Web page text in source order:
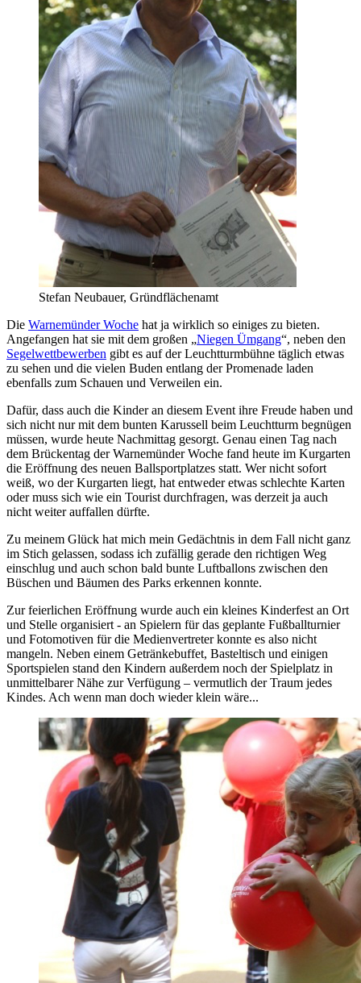
Stefan Neubauer, Gründflächenamt
Die Warnemünder Woche hat ja wirklich so einiges zu bieten.
Angefangen hat sie mit dem großen „Niegen Ümgang“, neben den
Segelwettbewerben gibt es auf der Leuchtturmbühne täglich etwas
zu sehen und die vielen Buden entlang der Promenade laden
ebenfalls zum Schauen und Verweilen ein.
Dafür, dass auch die Kinder an diesem Event ihre Freude haben und
sich nicht nur mit dem bunten Karussell beim Leuchtturm begnügen
müssen, wurde heute Nachmittag gesorgt. Genau einen Tag nach
dem Brückentag der Warnemünder Woche fand heute im Kurgarten
die Eröffnung des neuen Ballsportplatzes statt. Wer nicht sofort
weiß, wo der Kurgarten liegt, hat entweder etwas schlechte Karten
oder muss sich wie ein Tourist durchfragen, was derzeit ja auch
nicht weiter auffallen dürfte.
Zu meinem Glück hat mich mein Gedächtnis in dem Fall nicht ganz
im Stich gelassen, sodass ich zufällig gerade den richtigen Weg
einschlug und auch schon bald bunte Luftballons zwischen den
Büschen und Bäumen des Parks erkennen konnte.
Zur feierlichen Eröffnung wurde auch ein kleines Kinderfest an Ort
und Stelle organisiert - an Spielern für das geplante Fußballturnier
und Fotomotiven für die Medienvertreter konnte es also nicht
mangeln. Neben einem Getränkebuffet, Basteltisch und einigen
Sportspielen stand den Kindern außerdem noch der Spielplatz in
unmittelbarer Nähe zur Verfügung – vermutlich der Traum jedes
Kindes. Ach wenn man doch wieder klein wäre...